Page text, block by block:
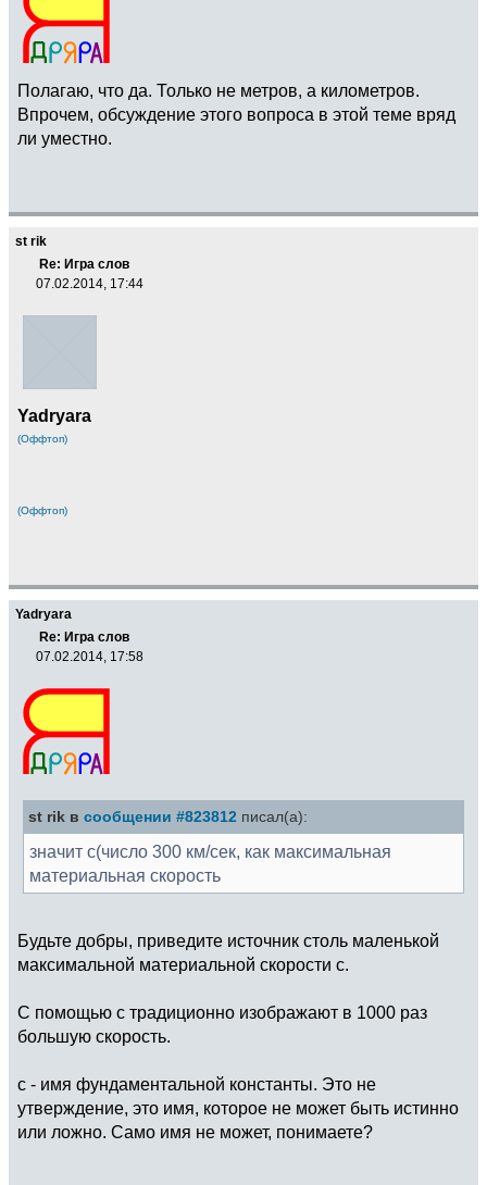
Полагаю, что да. Только не метров, а километров.
Впрочем, обсуждение этого вопроса в этой теме вряд
ли уместно.
st rik
Re: Игра слов
07.02.2014, 17:44
Yadryara
(Оффтоп)
(Оффтоп)
Yadryara
Re: Игра слов
07.02.2014, 17:58
st rik в сообщении #823812 писал(а):
значит с(число 300 км/сек, как максимальная
материальная скорость
Будьте добры, приведите источник столь маленькой
максимальной материальной скорости c.
С помощью c традиционно изображают в 1000 раз
большую скорость.
c - имя фундаментальной константы. Это не
утверждение, это имя, которое не может быть истинно
или ложно. Само имя не может, понимаете?